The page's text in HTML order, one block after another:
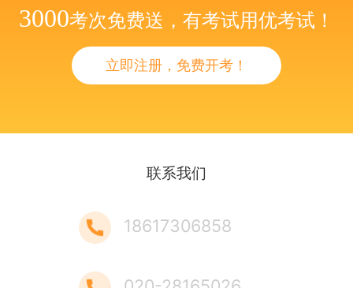
3000考次免费送，有考试用优考试！
立即注册，免费开考！
联系我们
18617306858